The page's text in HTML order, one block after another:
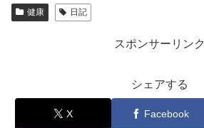
健康 日記
スポンサーリンク
シェアする
X Facebook